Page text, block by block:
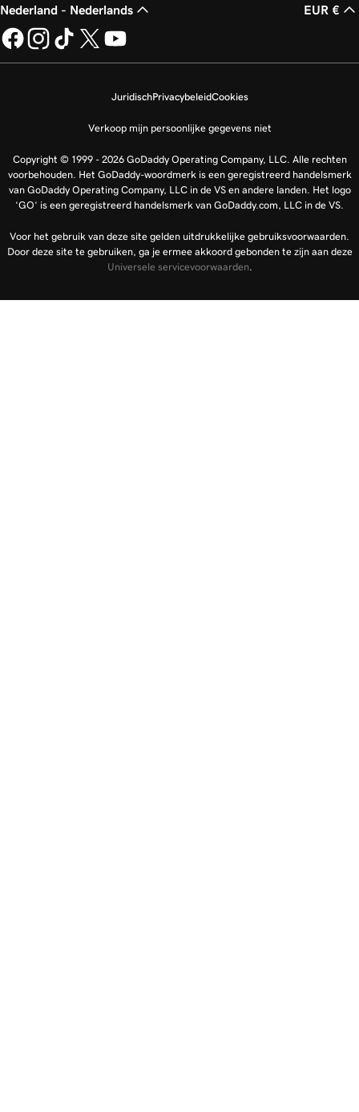
Nederland - Nederlands EUR €
JuridischPrivacybeleidCookies
Verkoop mijn persoonlijke gegevens niet
Copyright © 1999 - 2026 GoDaddy Operating Company, LLC. Alle rechten
voorbehouden. Het GoDaddy-woordmerk is een geregistreerd handelsmerk
van GoDaddy Operating Company, LLC in de VS en andere landen. Het logo
‘GO‘ is een geregistreerd handelsmerk van GoDaddy.com, LLC in de VS.
Voor het gebruik van deze site gelden uitdrukkelijke gebruiksvoorwaarden.
Door deze site te gebruiken, ga je ermee akkoord gebonden te zijn aan deze
Universele servicevoorwaarden.